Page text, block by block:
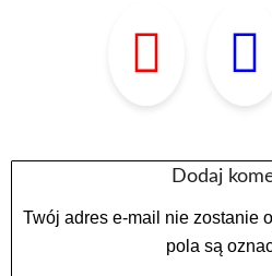
Dodaj
Twój adres e-mail nie zostanie
pola są